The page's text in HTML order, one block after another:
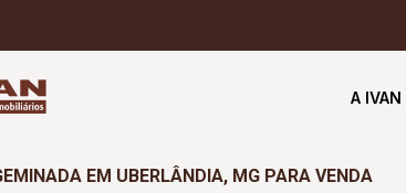
A IVAN
EM UBERLÂNDIA, MG PARA VENDA